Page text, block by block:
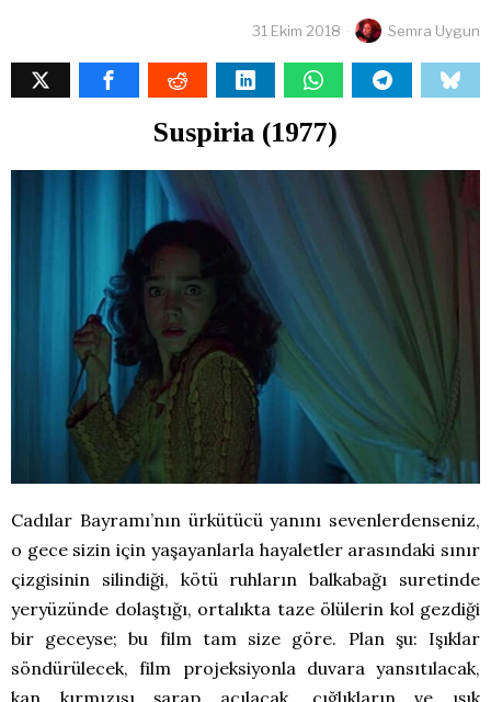
31 Ekim 2018 Semra Uygun
Suspiria (1977)
Cadılar Bayramı’nın ürkütücü yanını sevenlerdenseniz,
o gece sizin için yaşayanlarla hayaletler arasındaki sınır
çizgisinin silindiği, kötü ruhların balkabağı suretinde
yeryüzünde dolaştığı, ortalıkta taze ölülerin kol gezdiği
bir geceyse; bu film tam size göre. Plan şu: Işıklar
söndürülecek, film projeksiyonla duvara yansıtılacak,
kan kırmızısı şarap açılacak, çığlıkların ve ışık